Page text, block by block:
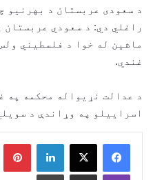
د سعودی عربستان د بهرنیو
راغلي دي: د سعودي
ماشین له خوا د فلسطیني
غندي.
د عدالت نړیواله محکمه په
اسراییلو په وړاندې د
LinkedIn
Viber
Share via Email
Print